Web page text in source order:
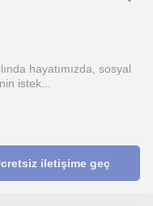
hayatımızda, sosyal
istek...
iletişime geç